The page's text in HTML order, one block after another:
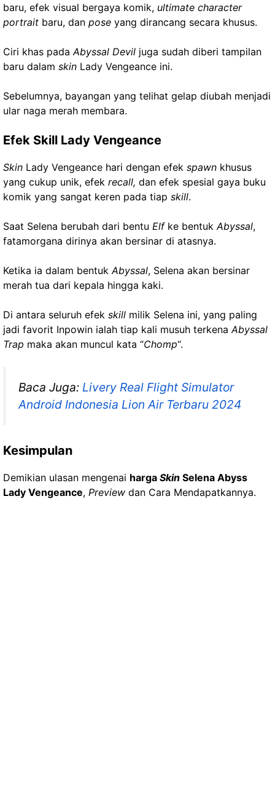
baru, efek visual bergaya komik, ultimate character
portrait baru, dan pose yang dirancang secara khusus.
Ciri khas padaAbyssal Devil juga sudah diberi tampilan
baru dalam skin Lady Vengeance ini.
Sebelumnya, bayangan yang telihat gelap diubah menjadi
ular naga merah membara.
Efek Skill Lady Vengeance
Skin Lady Vengeance hari dengan efek spawn khusus
yang cukup unik, efek recall, dan efek spesial gaya buku
komik yang sangat keren pada tiap skill.
Saat Selena berubah dari bentu Elfke bentukAbyssal,
fatamorgana dirinya akan bersinar di atasnya.
Ketika ia dalam bentukAbyssal, Selena akan bersinar
merah tua dari kepala hingga kaki.
Di antara seluruh efek skill milik Selena ini, yang paling
jadi favorit Inpowin ialah tiap kali musuh terkenaAbyssal
Trap maka akan muncul kata “Chomp“.
Baca Juga: Livery Real Flight Simulator
Android Indonesia Lion Air Terbaru 2024
Kesimpulan
Demikian ulasan mengenai harga Skin Selena Abyss
Lady Vengeance, Preview dan Cara Mendapatkannya.